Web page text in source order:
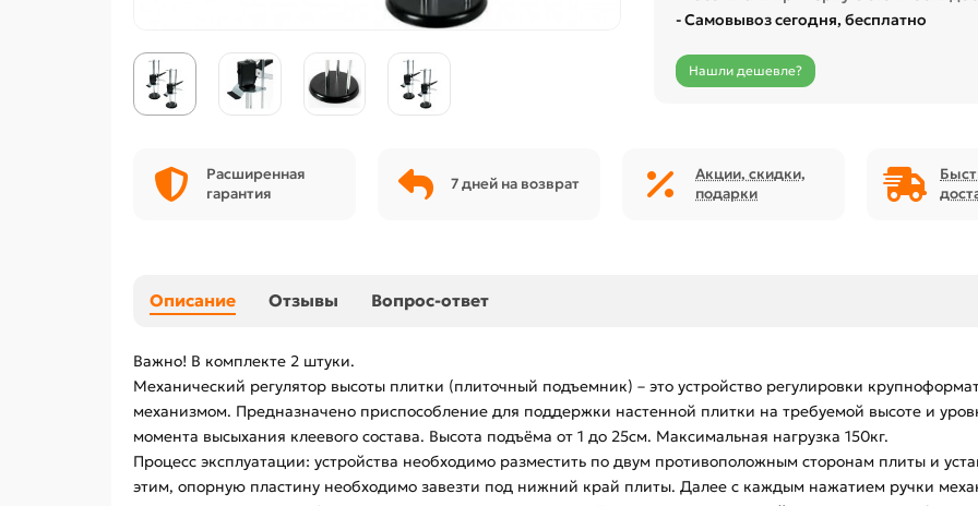
- Самовывоз сегодня, бесплатно
Нашли дешевле?
Расширенная
гарантия
7 дней на возврат
Акции, скидки,
подарки
Описание Отзывы Вопрос-ответ
Важно! В комплекте 2 штуки.
Механический регулятор высоты плитки (плиточный подъемник) – это устройство регулировки
механизмом. Предназначено приспособление для поддержки настенной плитки на требуемой высоте и
момента высыхания клеевого состава. Высота подъёма от 1 до 25см. Максимальная нагрузка 150кг.
Процесс эксплуатации: устройства необходимо разместить по двум противоположным сторонам плиты и
этим, опорную пластину необходимо завезти под нижний край плиты. Далее с каждым нажатием ручки